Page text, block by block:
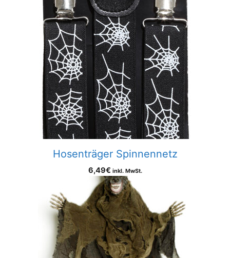
Hosenträger Spinnennetz
6,49€ inkl. MwSt.